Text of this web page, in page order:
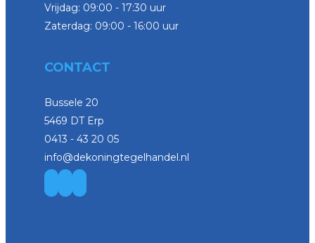
Vrijdag: 09:00 - 17:30 uur
Zaterdag: 09:00 - 16:00 uur
CONTACT
Bussele 20
5469 DT Erp
0413 - 43 20 05
info@dekoningtegelhandel.nl